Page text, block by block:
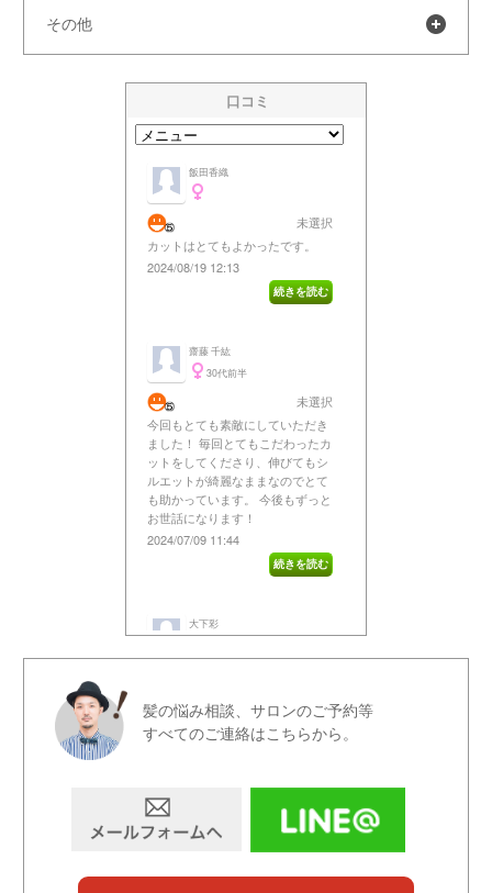
その他
髪の悩み相談、サロンのご予約等
すべてのご連絡はこちらから。